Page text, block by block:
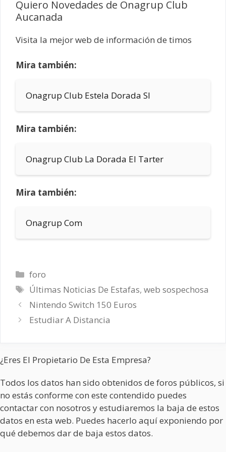
Quiero Novedades de Onagrup Club
Aucanada
Visita la mejor web de información de timos
Mira también:
Onagrup Club Estela Dorada Sl
Mira también:
Onagrup Club La Dorada El Tarter
Mira también:
Onagrup Com
Categorías
foro
Etiquetas
Últimas Noticias De Estafas,web sospechosa
Nintendo Switch 150 Euros
Estudiar A Distancia
¿Eres El Propietario De Esta Empresa?
Todos los datos han sido obtenidos de foros públicos, si
no estás conforme con este contendido puedes
contactar con nosotros y estudiaremos la baja de estos
datos en esta web. Puedes hacerlo aquí exponiendo por
qué debemos dar de baja estos datos.